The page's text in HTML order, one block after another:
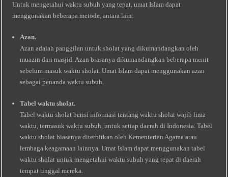
Untuk mengetahui waktu subuh yang tepat, umat Islam dapat
menggunakan beberapa metode, antara lain:
Azan.
Azan adalah panggilan untuk sholat yang dikumandangkan oleh
muazin dari masjid. Azan biasanya dikumandangkan beberapa menit
sebelum masuk waktu sholat. Umat Islam dapat menggunakan azan
sebagai penanda waktu subuh.
Tabel waktu sholat.
Tabel waktu sholat berisi informasi tentang waktu sholat wajib lima
waktu, termasuk waktu subuh, untuk setiap daerah di Indonesia. Tabel
waktu sholat biasanya diterbitkan oleh Kementerian Agama atau
lembaga keagamaan lainnya. Umat Islam dapat menggunakan tabel
waktu sholat untuk mengetahui waktu subuh yang tepat di daerah
tempat tinggal mereka.